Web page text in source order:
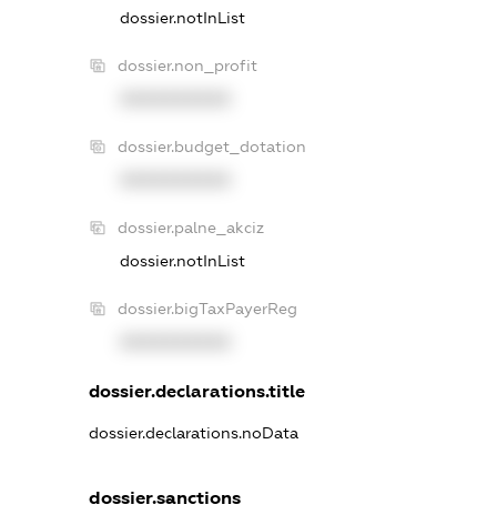
dossier.notInList
dossier.non_profit
dossier.budget_dotation
dossier.palne_akciz
dossier.notInList
dossier.bigTaxPayerReg
dossier.declarations.title
dossier.declarations.noData
dossier.sanctions